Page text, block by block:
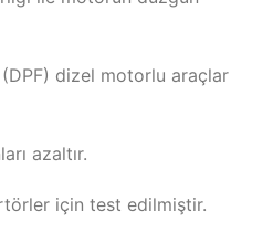
dizel motorlu araçlar
azaltır.
için test edilmiştir.